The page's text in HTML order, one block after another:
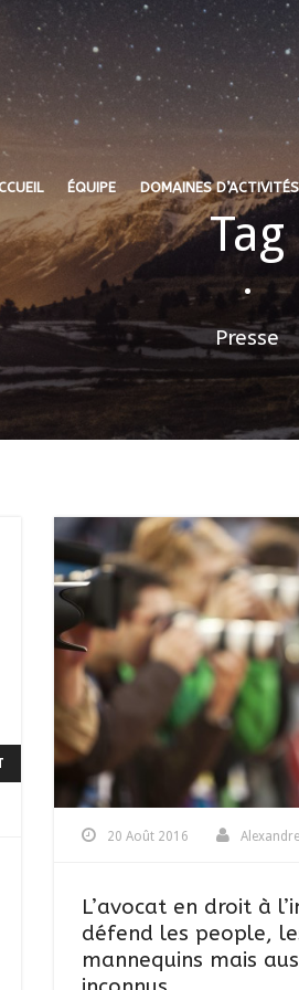
ÉQUIPE DOMAINES D’ACTIVITÉS
Tag
•
Presse
20 Août 2016
L’avocat en droit à
défend les people,
mannequins mais